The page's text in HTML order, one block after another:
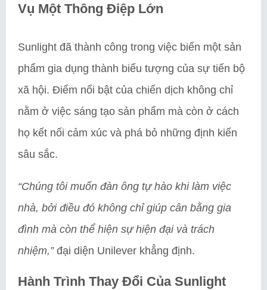
Vụ Một Thông Điệp Lớn
Sunlight đã thành công trong việc biến một sản
phẩm gia dụng thành biểu tượng của sự tiến bộ
xã hội. Điểm nổi bật của chiến dịch không chỉ
nằm ở việc sáng tạo sản phẩm mà còn ở cách
họ kết nối cảm xúc và phá bỏ những định kiến
sâu sắc.
“Chúng tôi muốn đàn ông tự hào khi làm việc
nhà, bởi điều đó không chỉ giúp cân bằng gia
đình mà còn thể hiện sự hiện đại và trách
nhiệm,”đại diện Unilever khẳng định.
Hành Trình Thay Đổi Của Sunlight